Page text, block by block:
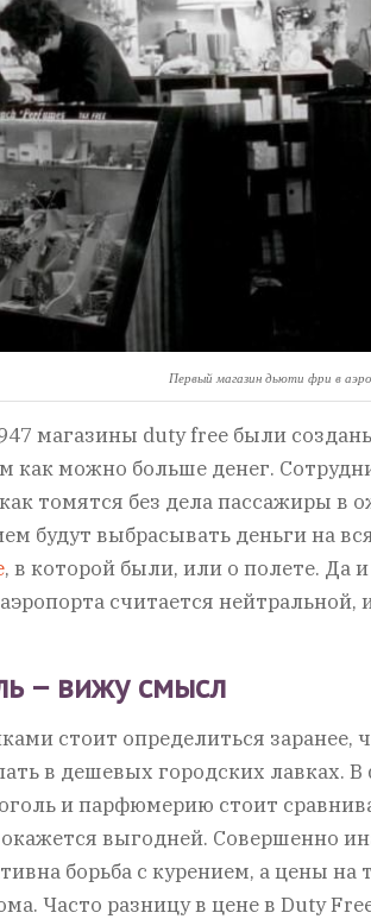
Первый магазин дьюти фри в
магазины duty free были
как можно больше денег.
томятся без дела пассажиры в
будут выбрасывать деньги на
, в которой были, или о полете. Да
считается
– вижу смысл
стоит определиться
в дешевых городских лавках.
и парфюмерию стоит
выгодней. Совершенно
борьба с курением, а цены
Часто разницу в цене в Duty